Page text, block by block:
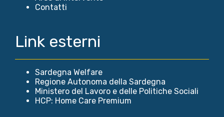
Contatti
Link esterni
Sardegna Welfare
Regione Autonoma della Sardegna
Ministero del Lavoro e delle Politiche Sociali
HCP: Home Care Premium